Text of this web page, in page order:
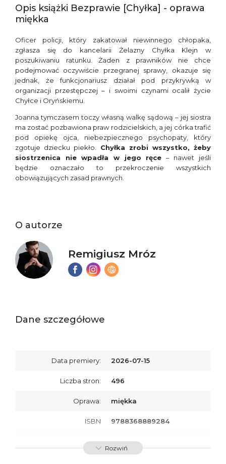
Opis książki Bezprawie [Chyłka] - oprawa
miękka
Oficer policji, który zakatował niewinnego chłopaka,
zgłasza się do kancelarii Żelazny Chyłka Klejn w
poszukiwaniu ratunku. Żaden z prawników nie chce
podejmować oczywiście przegranej sprawy, okazuje się
jednak, że funkcjonariusz działał pod przykrywką w
organizacji przestępczej – i swoimi czynami ocalił życie
Chyłce i Oryńskiemu.
Joanna tymczasem toczy własną walkę sądową – jej siostra
ma zostać pozbawiona praw rodzicielskich, a jej córka trafić
pod opiekę ojca, niebezpiecznego psychopaty, który
zgotuje dziecku piekło. Chyłka zrobi wszystko, żeby
siostrzenica nie wpadła w jego ręce – nawet jeśli
będzie oznaczało to przekroczenie wszystkich
obowiązujących zasad prawnych.
O autorze
Remigiusz Mróz
Dane szczegółowe
Data premiery: 2026-07-15
Liczba stron: 496
Oprawa: miękka
ISBN 9788368889284
SKU: K801156
Rozwiń